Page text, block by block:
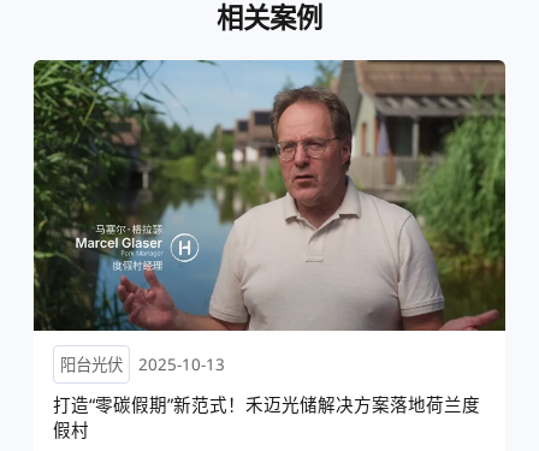
相关案例
阳台光伏 2024-02-28
年均发电量265万度！禾迈微逆助力打造绿色商业建筑
新范本